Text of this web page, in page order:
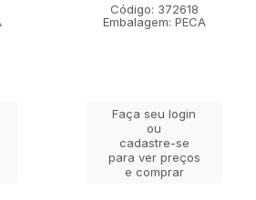
Código: 372618
Embalagem: PECA
Faça seu login
ou
cadastre-se
para ver preços
e comprar